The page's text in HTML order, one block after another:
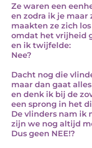
Ze waren een
en zodra ik je maar
maakten ze zich
omdat het vrijheid
en ik twijfelde:
Nee?
Dacht nog die
maar dan gaat
en denk ik bij de
een sprong in het
De vlinders nam ik
zijn we nog altijd
Dus geen NEE!?